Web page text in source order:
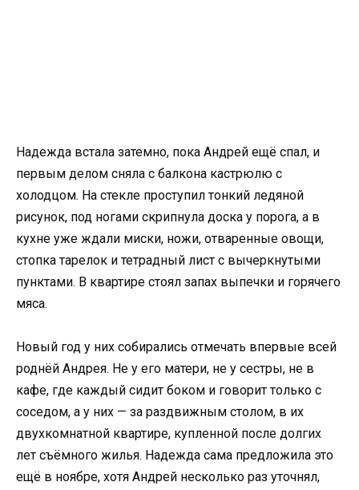
Надежда встала затемно, пока Андрей ещё спал, и
первым делом сняла с балкона кастрюлю с
холодцом. На стекле проступил тонкий ледяной
рисунок, под ногами скрипнула доска у порога, а в
кухне уже ждали миски, ножи, отваренные овощи,
стопка тарелок и тетрадный лист с вычеркнутыми
пунктами. В квартире стоял запах выпечки и горячего
мяса.
Новый год у них собирались отмечать впервые всей
роднёй Андрея. Не у его матери, не у сестры, не в
кафе, где каждый сидит боком и говорит только с
соседом, а у них — за раздвижным столом, в их
двухкомнатной квартире, купленной после долгих
лет съёмного жилья. Надежда сама предложила это
ещё в ноябре, хотя Андрей несколько раз уточнял,